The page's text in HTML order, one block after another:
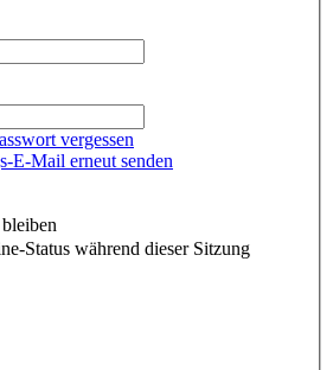
vergessen
E-Mail erneut senden
Status während dieser Sitzung